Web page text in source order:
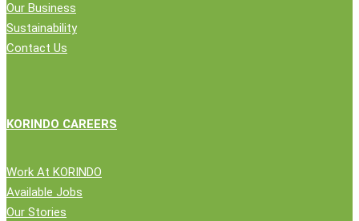
Our Business
Sustainability
Contact Us
KORINDO CAREERS
Work At KORINDO
Available Jobs
Our Stories